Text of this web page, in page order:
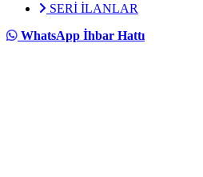
SERİ İLANLAR
WhatsApp İhbar Hattı